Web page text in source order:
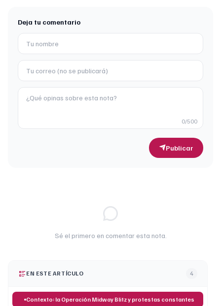
Deja tu comentario
0/500
Publicar
Sé el primero en comentar esta nota.
EN ESTE ARTÍCULO 4
Contexto: la Operación Midway Blitz y protestas constantes